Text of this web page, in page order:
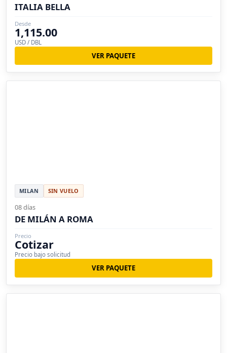
ITALIA BELLA
Desde
1,115.00
USD / DBL
VER PAQUETE
MILAN SIN VUELO
08 días
DE MILÁN A ROMA
Precio
Cotizar
Precio bajo solicitud
VER PAQUETE